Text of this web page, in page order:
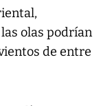
olas podrían
de entre